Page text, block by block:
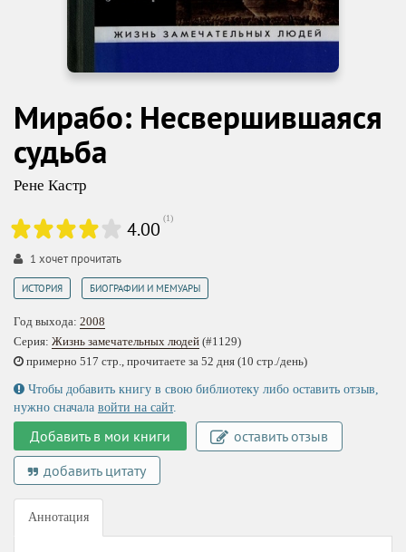
Мирабо: Несвершившаяся
судьба
Рене Кастр
4.00 (1)
1 хочет прочитать
ИСТОРИЯ БИОГРАФИИ И МЕМУАРЫ
Год выхода: 2008
Серия: Жизнь замечательных людей (#1129)
примерно 517 стр., прочитаете за 52 дня (10 стр./день)
Чтобы добавить книгу в свою библиотеку либо оставить отзыв,
нужно сначала войти на сайт.
Добавить в мои книги
оставить отзыв
добавить цитату
Аннотация